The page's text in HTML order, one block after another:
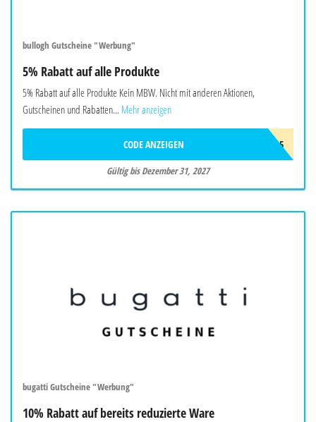
bullogh Gutscheine "Werbung"
5% Rabatt auf alle Produkte
5% Rabatt auf alle Produkte Kein MBW. Nicht mit anderen Aktionen,
Gutscheinen und Rabatten... Mehr anzeigen
BIO5
CODE ANZEIGEN
Gültig bis Dezember 31, 2027
bugatti Gutscheine "Werbung"
10% Rabatt auf bereits reduzierte Ware